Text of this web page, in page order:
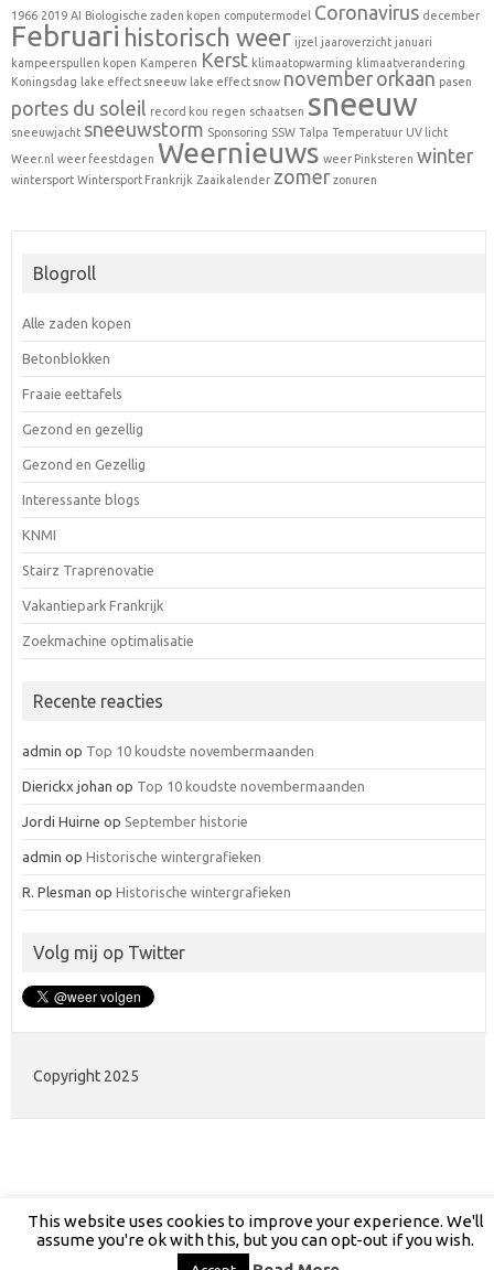
1966 2019 AI Biologische zaden kopen computermodel Coronavirus december
Februari historisch weer ijzel jaaroverzicht januari
kampeerspullen kopen Kamperen Kerst klimaatopwarming klimaatverandering
Koningsdag lake effect sneeuw lake effect snow november orkaan pasen
portes du soleil record kou regen schaatsen sneeuw
sneeuwjacht sneeuwstorm Sponsoring SSW Talpa Temperatuur UV licht
Weer.nl weer feestdagen Weernieuws weer Pinksteren winter
wintersport Wintersport Frankrijk Zaaikalender zomer zonuren
Blogroll
Alle zaden kopen
Betonblokken
Fraaie eettafels
Gezond en gezellig
Gezond en Gezellig
Interessante blogs
KNMI
Stairz Traprenovatie
Vakantiepark Frankrijk
Zoekmachine optimalisatie
Recente reacties
admin op Top 10 koudste novembermaanden
Dierickx johan op Top 10 koudste novembermaanden
Jordi Huirne op September historie
admin op Historische wintergrafieken
R. Plesman op Historische wintergrafieken
Volg mij op Twitter
Copyright 2025
This website uses cookies to improve your experience. We'll
assume you're ok with this, but you can opt-out if you wish.